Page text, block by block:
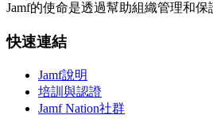
Jamf的使命是透過幫助組織管理和
快速連結
Jamf說明
培訓與認證
Jamf Nation社群